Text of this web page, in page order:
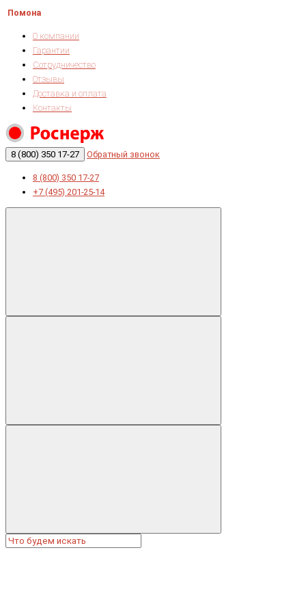
Помона
О компании
Гарантии
Сотрудничество
Отзывы
Доставка и оплата
Контакты
8 (800) 350 17-27 Обратный звонок
8 (800) 350 17-27
+7 (495) 201-25-14